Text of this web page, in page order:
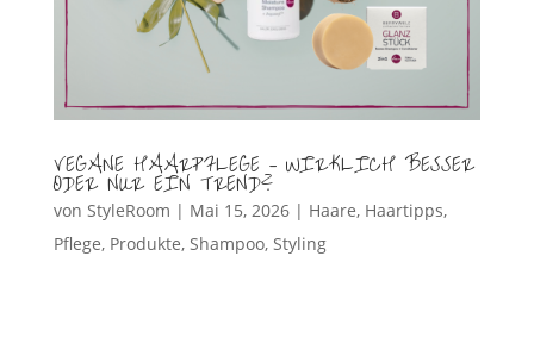
VEGANE HAARPFLEGE – WIRKLICH BESSER
ODER NUR EIN TREND?
von StyleRoom | Mai 15, 2026| Haare, Haartipps,
Pflege, Produkte, Shampoo, Styling